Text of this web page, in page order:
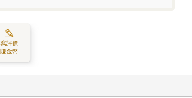
寫評價
賺金幣